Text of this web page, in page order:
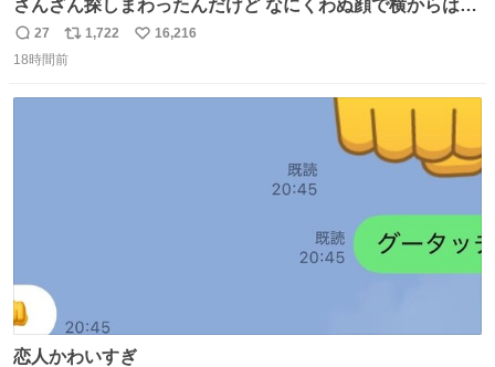
さんざん探しまわったんだけど なにくわぬ顔で横からはえ
てた
返
信
27
リ
ポ
1,722
い
16,216
18時間前
恋人かわいすぎ